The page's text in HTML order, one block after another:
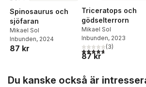
Spinosaurus och
sjöfaran
Mikael Sol
Inbunden, 2024
87 kr
Triceratops och
gödselterrorn
Mikael Sol
Inbunden, 2023
4,7utav 5 stjärnor.
(3)
87 kr
Du kanske också är